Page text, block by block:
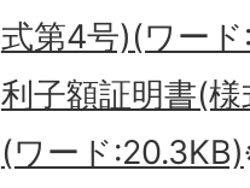
式第4号)(ワード
利子額証明書(
(ワード:20.3KB)